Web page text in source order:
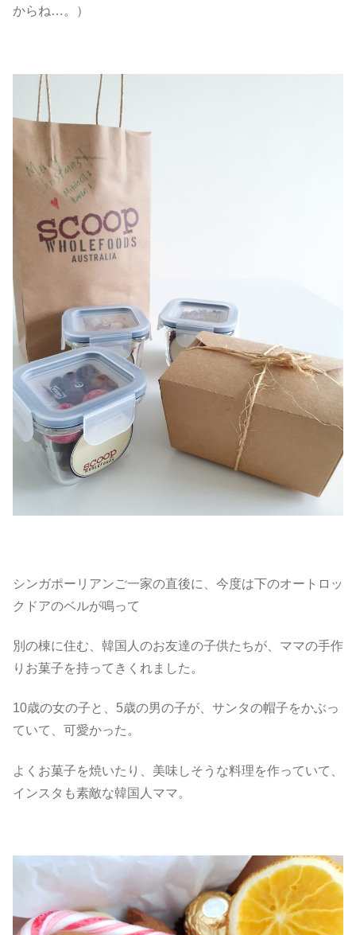
からね…。）
シンガポーリアンご一家の直後に、今度は下のオートロッ
クドアのベルが鳴って
別の棟に住む、韓国人のお友達の子供たちが、ママの手作
りお菓子を持ってきくれました。
10歳の女の子と、5歳の男の子が、サンタの帽子をかぶっ
ていて、可愛かった。
よくお菓子を焼いたり、美味しそうな料理を作っていて、
インスタも素敵な韓国人ママ。